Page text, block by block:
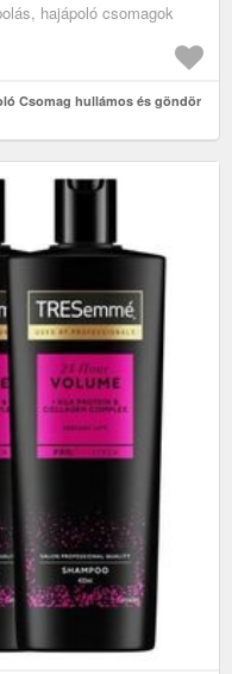
hajápoló csomagok
Csomag hullámos és göndör